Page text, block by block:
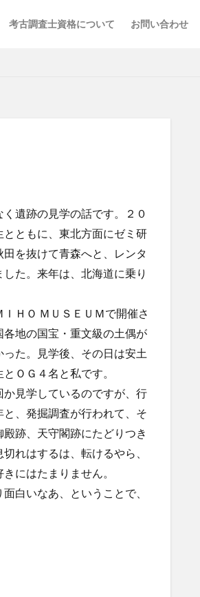
考古調査士資格について お問い合わせ
遺跡の見学の話です。２０
ともに、東北方面にゼミ研
を抜けて青森へと、レンタ
た。来年は、北海道に乗り
ＨＯ ＭＵＳＥＵＭで開催さ
地の国宝・重文級の土偶が
た。見学後、その日は安土
ＯＧ４名と私です。
見学しているのですが、行
、発掘調査が行われて、そ
跡、天守閣跡にたどりつき
れはするは、転けるやら、
にはたまりません。
白いなあ、ということで、